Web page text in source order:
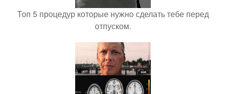
Топ 5 процедур которые нужно сделать тебе перед
отпуском.